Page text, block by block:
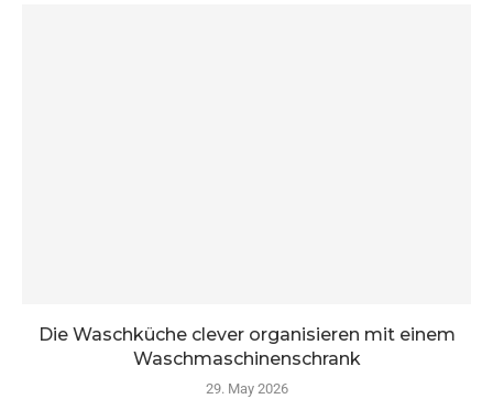
Die Waschküche clever organisieren mit einem
Waschmaschinenschrank
29. May 2026